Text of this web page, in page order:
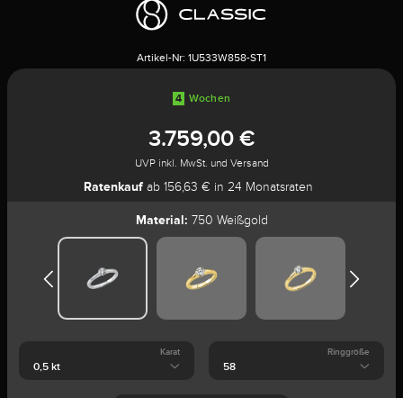
Artikel-Nr: 1U533W858-ST1
4 Wochen
3.759,00 €
UVP inkl. MwSt. und Versand
Ratenkaufab 156,63 € in 24 Monatsraten
Material: 750 Weißgold
Karat Ringgröße